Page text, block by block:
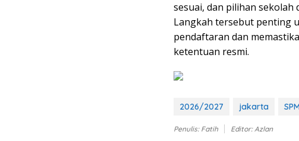
sesuai, dan pilihan sekolah
Langkah tersebut penting
pendaftaran dan
ketentuan resmi.
2026/2027 jakarta
Penulis: Fatih Editor: Azlan